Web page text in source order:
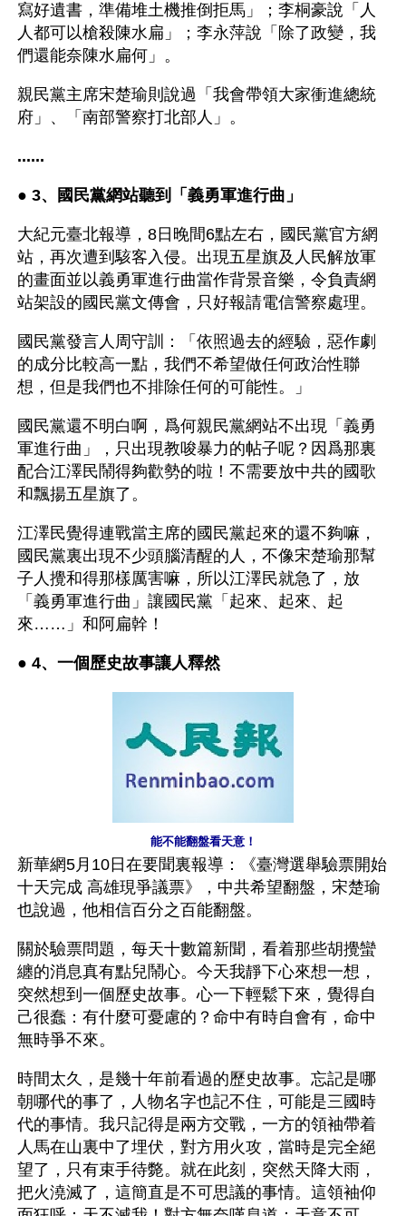
寫好遺書，準備堆土機推倒拒馬」；李桐豪說「人
人都可以槍殺陳水扁」；李永萍說「除了政變，我
們還能奈陳水扁何」。
親民黨主席宋楚瑜則說過「我會帶領大家衝進總統
府」、「南部警察打北部人」。
......
● 3、國民黨網站聽到「義勇軍進行曲」
大紀元臺北報導，8日晚間6點左右，國民黨官方網
站，再次遭到駭客入侵。出現五星旗及人民解放軍
的畫面並以義勇軍進行曲當作背景音樂，令負責網
站架設的國民黨文傳會，只好報請電信警察處理。
國民黨發言人周守訓：「依照過去的經驗，惡作劇
的成分比較高一點，我們不希望做任何政治性聯
想，但是我們也不排除任何的可能性。」
國民黨還不明白啊，爲何親民黨網站不出現「義勇
軍進行曲」，只出現教唆暴力的帖子呢？因爲那裏
配合江澤民鬧得夠歡勢的啦！不需要放中共的國歌
和飄揚五星旗了。
江澤民覺得連戰當主席的國民黨起來的還不夠嘛，
國民黨裏出現不少頭腦清醒的人，不像宋楚瑜那幫
子人攪和得那樣厲害嘛，所以江澤民就急了，放
「義勇軍進行曲」讓國民黨「起來、起來、起
來……」和阿扁幹！
● 4、一個歷史故事讓人釋然
能不能翻盤看天意！
新華網5月10日在要聞裏報導：《臺灣選舉驗票開始
十天完成 高雄現爭議票》，中共希望翻盤，宋楚瑜
也說過，他相信百分之百能翻盤。
關於驗票問題，每天十數篇新聞，看着那些胡攪蠻
纏的消息真有點兒鬧心。今天我靜下心來想一想，
突然想到一個歷史故事。心一下輕鬆下來，覺得自
己很蠢：有什麼可憂慮的？命中有時自會有，命中
無時爭不來。
時間太久，是幾十年前看過的歷史故事。忘記是哪
朝哪代的事了，人物名字也記不住，可能是三國時
代的事情。我只記得是兩方交戰，一方的領袖帶着
人馬在山裏中了埋伏，對方用火攻，當時是完全絕
望了，只有束手待斃。就在此刻，突然天降大雨，
把火澆滅了，這簡直是不可思議的事情。這領袖仰